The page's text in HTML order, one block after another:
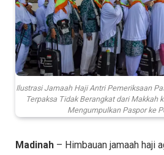
Ilustrasi Jamaah Haji Antri Pemeriksaan
Terpaksa Tidak Berangkat dari Makkah
Mengumpulkan Paspor ke
Madinah – Himbauan jamaah haji